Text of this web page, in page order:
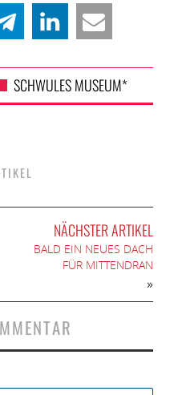
SCHWULES MUSEUM*
NÄCHSTER ARTIKEL
BALD EIN NEUES DACH
FÜR MITTENDRAN
»